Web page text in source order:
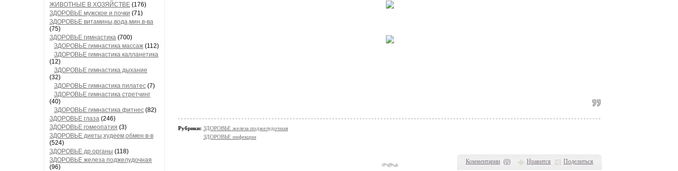
ЖИВОТНЫЕ В ХОЗЯЙСТВЕ (176)
ЗДОРОВЬЕ мужское и почки (71)
ЗДОРОВЬЕ витамины,вода,мин.в-ва
(75)
ЗДОРОВЬЕ гимнастика (700)
ЗДОРОВЬЕ гимнастика массаж (112)
ЗДОРОВЬЕ гимнастика калланетика
(12)
ЗДОРОВЬЕ гимнастика дыхание
(32)
ЗДОРОВЬЕ гимнастика пилатес (7)
ЗДОРОВЬЕ гимнастика стретчинг
(40)
ЗДОРОВЬЕ гимнастика фитнес (82)
ЗДОРОВЬЕ глаза (246)
ЗДОРОВЬЕ гомеопатия (3)
ЗДОРОВЬЕ диеты,худеем,обмен в-в
(524)
ЗДОРОВЬЕ др.органы (118)
ЗДОРОВЬЕ железа поджелудочная
(96)
Комментарии (0) Нравится Поделиться
Рубрики: ЗДОРОВЬЕ железа поджелудочная
ЗДОРОВЬЕ инфекции